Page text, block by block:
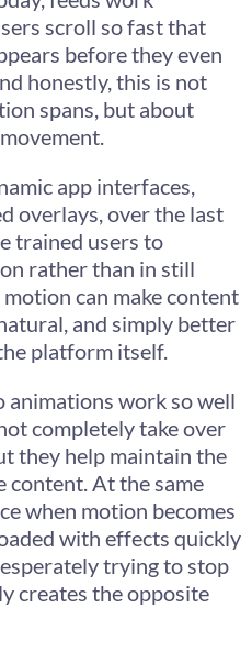
scroll so fast that
before they even
honestly, this is not
spans, but about
app interfaces,
overlays, over the last
trained users to
rather than in still
can make content
and simply better
platform itself.
animations work so well
completely take over
they help maintain the
content. At the same
when motion becomes
with effects quickly
trying to stop
creates the opposite